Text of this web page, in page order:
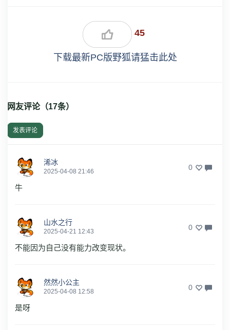
45
下载最新PC版野狐请猛击此处
网友评论（17条）
发表评论
浠冰
2025-04-08 21:46 0
牛
山水之行
2025-04-21 12:43 0
不能因为自己没有能力改变现状。
然然小公主
2025-04-08 12:58 0
是呀